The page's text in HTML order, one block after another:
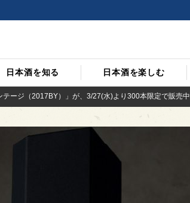
日本酒を知る 日本酒を楽しむ
ージ（2017BY）」が、3/27(水)より300本限定で販売中